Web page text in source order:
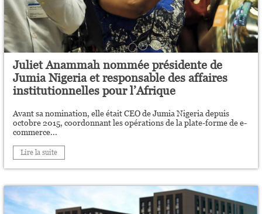
Juliet Anammah nommée présidente de
Jumia Nigeria et responsable des affaires
institutionnelles pour l’Afrique
Avant sa nomination, elle était CEO de Jumia Nigeria depuis
octobre 2015, coordonnant les opérations de la plate-forme de e-
commerce...
Lire la suite